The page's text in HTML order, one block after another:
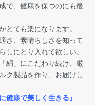
で、健康を保つのにも最
とても楽になります。
さ、素晴らしさを知って
しにとり入れて欲しい。
絹」にこだわり続け、厳
ク製品を作り、お届けし
健康で美しく生きる』